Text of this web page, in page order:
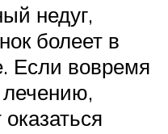
недуг,
болеет в
Если вовремя
лечению,